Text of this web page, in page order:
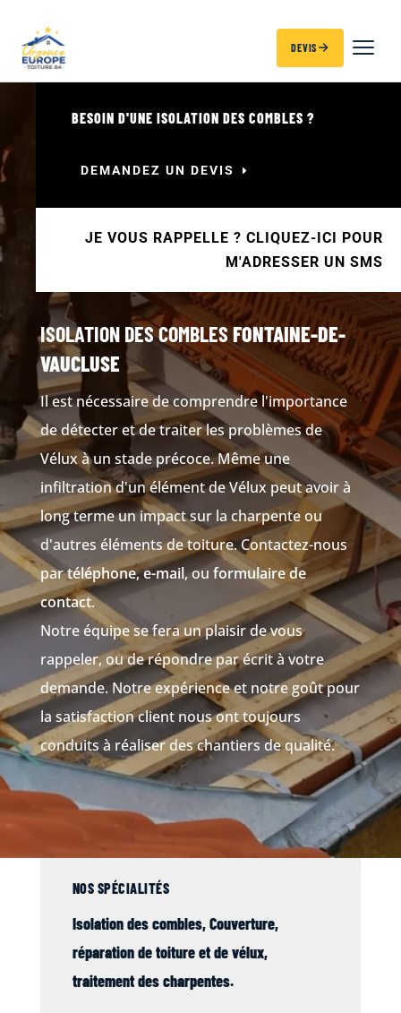
DEVIS
BESOIN D'UNE ISOLATION DES COMBLES ?
DEMANDEZ UN DEVIS
JE VOUS RAPPELLE ? CLIQUEZ-ICI POUR
M'ADRESSER UN SMS
ISOLATION DES COMBLESFONTAINE-DE-
VAUCLUSE
Il est nécessaire de comprendre l'importance
de détecter et de traiter les problèmes de
Vélux à un stade précoce. Même une
infiltration d'un élément de Vélux peut avoir à
long terme un impact sur la charpente ou
d'autres éléments de toiture. Contactez-nous
partéléphone,e-mail, ou formulaire de
contact.
Notre équipe se fera un plaisir de vous
rappeler, ou de répondre par écrit à votre
demande. Notre expérience et notre goût pour
la satisfaction client nous ont toujours
conduits à réaliser des chantiers de qualité.
NOS SPÉCIALITÉS
Isolation des combles,Couverture,
réparation detoitureet devélux,
traitement des charpentes.